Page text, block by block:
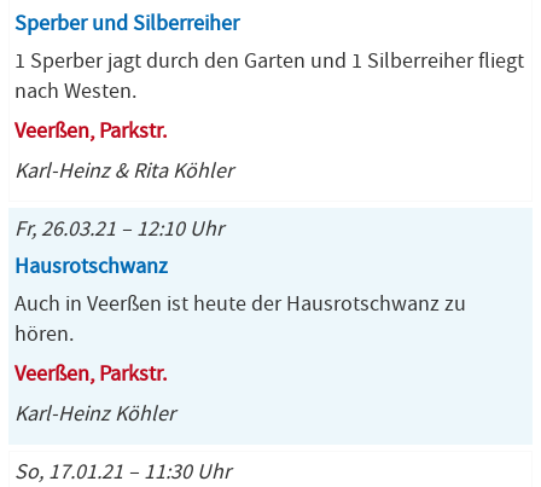
Sperber und Silberreiher
1 Sperber jagt durch den Garten und 1 Silberreiher fliegt
nach Westen.
Veerßen, Parkstr.
Karl-Heinz & Rita Köhler
Fr, 26.03.21 – 12:10 Uhr
Hausrotschwanz
Auch in Veerßen ist heute der Hausrotschwanz zu
hören.
Veerßen, Parkstr.
Karl-Heinz Köhler
So, 17.01.21 – 11:30 Uhr